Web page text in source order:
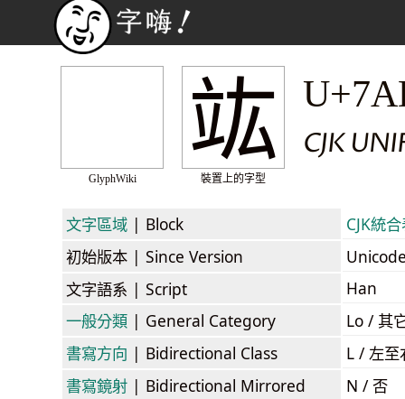
GlyphWiki
竑
裝置上的字型
CJK
文字區域 | Block
CJK統
初始版本 | Since Version
文字語系 | Script
Han
一般分類 | General Category
Lo / 其
書寫方向 | Bidirectional Class
L / 左至
書寫鏡射 | Bidirectional Mirrored
N / 否